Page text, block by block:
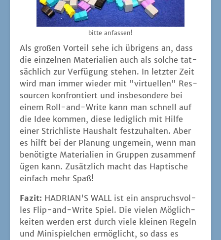
bit­te anfassen!
Als gro­ßen Vor­teil sehe ich übri­gens an, dass
die ein­zel­nen Mate­ria­li­en auch als sol­che tat­
säch­lich zur Ver­fü­gung ste­hen. In letz­ter Zeit
wird man immer wie­der mit "vir­tu­el­len" Res­
sour­cen kon­fron­tiert und ins­be­son­de­re bei
einem Roll-and-Wri­te kann man schnell auf
die Idee kom­men, die­se ledig­lich mit Hil­fe
einer Strich­lis­te Haus­halt fest­zu­hal­ten. Aber
es hilft bei der Pla­nung unge­mein, wenn man
benö­tig­te Mate­ria­li­en in Grup­pen zusam­men­f
ü­gen kann. Zusätz­lich macht das Hap­ti­sche
ein­fach mehr Spaß!
Fazit: HADRIAN'S WALL ist ein anspruchs­vol­
les Flip-and-Wri­te Spiel. Die vie­len Mög­lich­
kei­ten wer­den erst durch vie­le klei­nen Regeln
und Mini­spiel­chen ermög­licht, so dass es